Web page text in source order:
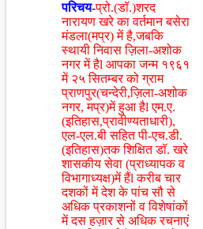
परिचय-प्रो.(डॉ.)शरद
नारायण खरे का वर्तमान बसेरा
मंडला(मप्र) में है,जबकि
स्थायी निवास ज़िला-अशोक
नगर में हैl आपका जन्म १९६१
में २५ सितम्बर को ग्राम
प्राणपुर(चन्देरी,ज़िला-अशोक
नगर, मप्र)में हुआ हैl एम.ए.
(इतिहास,प्रावीण्यताधारी),
एल-एल.बी सहित पी-एच.डी.
(इतिहास)तक शिक्षित डॉ. खरे
शासकीय सेवा (प्राध्यापक व
विभागाध्यक्ष)में हैंl करीब चार
दशकों में देश के पांच सौ से
अधिक प्रकाशनों व विशेषांकों
में दस हज़ार से अधिक रचनाएं